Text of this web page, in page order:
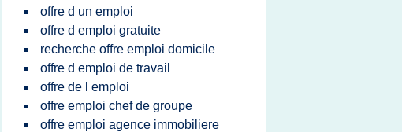
offre d un emploi
offre d emploi gratuite
recherche offre emploi domicile
offre d emploi de travail
offre de l emploi
offre emploi chef de groupe
offre emploi agence immobiliere